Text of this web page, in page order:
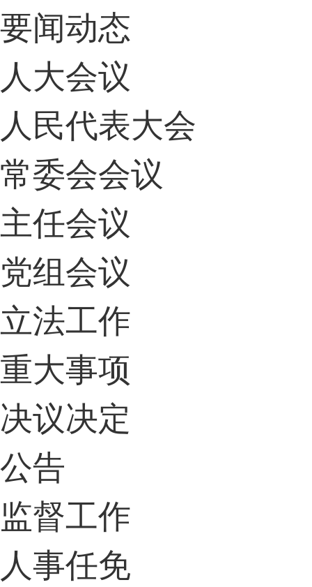
要闻动态
人大会议
人民代表大会
常委会会议
主任会议
党组会议
立法工作
重大事项
决议决定
公告
监督工作
人事任免